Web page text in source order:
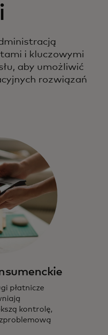
i kluczowymi
aby umożliwić
rozwiązań
płatnicze
kontrolę,